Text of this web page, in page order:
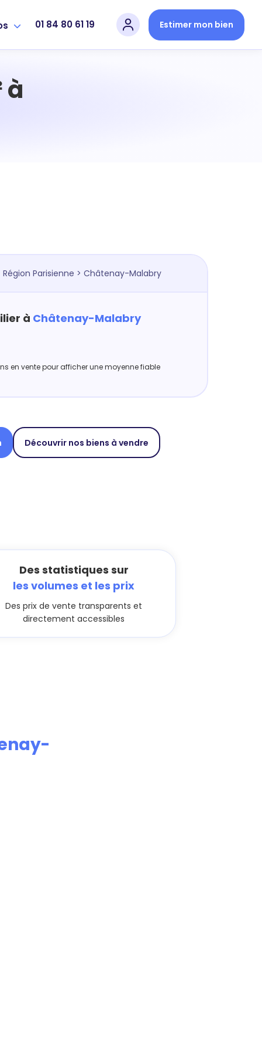
01 84 80 61 19 Estimer mon bien
à
Région Parisienne > Châtenay-Malabry
à Châtenay-Malabry
en vente pour afficher une moyenne fiable
Découvrir nos biens à vendre
Des statistiques sur
les volumes et les prix
Des prix de vente transparents et
directement accessibles